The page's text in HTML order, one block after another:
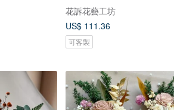
花訴花藝工坊
US$ 111.36
可客製